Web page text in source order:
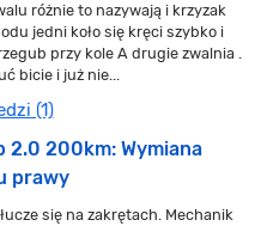
różnie to nazywają i krzyzak
jedni koło się kręci szybko i
przy kole A drugie zwalnia .
bicie i już nie...
(1)
2.0 200km: Wymiana
prawy
się na zakrętach. Mechanik